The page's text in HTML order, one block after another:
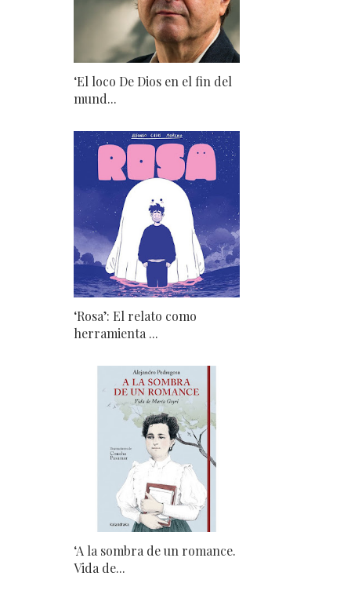
‘El loco De Dios en el fin del
mund...
‘Rosa’: El relato como
herramienta ...
‘A la sombra de un romance.
Vida de...